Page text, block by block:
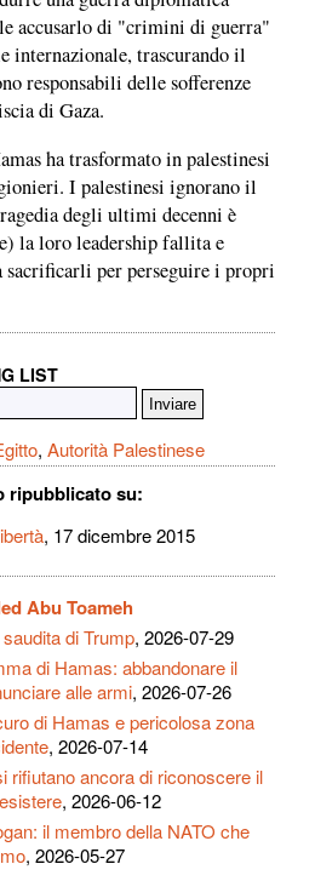
accusarlo di "crimini di guerra"
internazionale, trascurando il
responsabili delle sofferenze
di Gaza.
ha trasformato in palestinesi
I palestinesi ignorano il
degli ultimi decenni è
la loro leadership fallita e
sacrificarli per perseguire i propri
LIST
, Autorità Palestinese
ripubblicato su:
, 17 dicembre 2015
Abu Toameh
di Trump, 2026-07-29
di Hamas: abbandonare il
alle armi, 2026-07-26
di Hamas e pericolosa zona
, 2026-07-14
rifiutano ancora di riconoscere il
, 2026-06-12
il membro della NATO che
, 2026-05-27